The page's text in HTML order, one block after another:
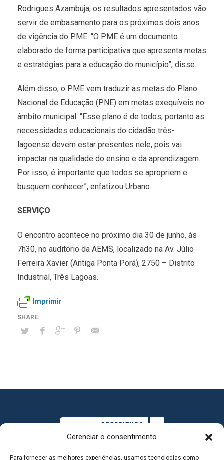
Gerenciar o consentimento
Para fornecer as melhores experiências, usamos tecnologias como
Rodrigues Azambuja, os resultados apresentados vão
servir de embasamento para os próximos dois anos
de vigência do PME. “O PME é um documento
elaborado de forma participativa que apresenta metas
e estratégias para a educação do município”, disse.
Além disso, o PME vem traduzir as metas do Plano
Nacional de Educação (PNE) em metas exequíveis no
âmbito municipal. “Esse plano é de todos, portanto as
necessidades educacionais do cidadão três-
lagoense devem estar presentes nele, pois vai
impactar na qualidade do ensino e da aprendizagem.
Por isso, é importante que todos se apropriem e
busquem conhecer”, enfatizou Urbano.
SERVIÇO
O encontro acontece no próximo dia 30 de junho, às
7h30, no auditório da AEMS, localizado na Av. Júlio
Ferreira Xavier (Antiga Ponta Porã), 2750 – Distrito
Industrial, Três Lagoas.
Imprimir